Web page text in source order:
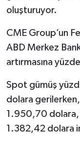
oluşturuyor.
CME Group’un
ABD Merkez
artırmasına
Spot gümüş
dolara
1.950,70 dolara,
1.382,42 dolara